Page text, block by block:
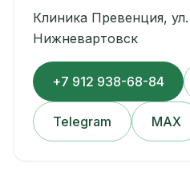
Клиника Превенция,
Нижневартовск
+7 912 938-68-84
Telegram MAX